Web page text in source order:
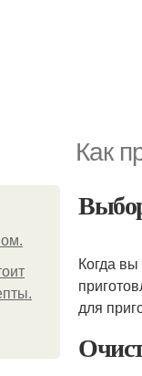
Как
Когда
для